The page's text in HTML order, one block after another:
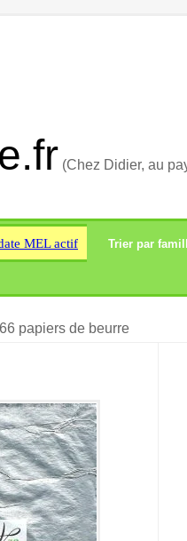
(Chez Didier, au
MEL actif Trier par
papiers de beurre